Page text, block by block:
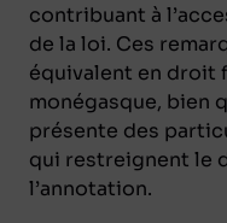
contribuant à
de la loi. Ces
équivalent en droit
monégasque, bien
présente des
qui restreignent le
l’annotation.